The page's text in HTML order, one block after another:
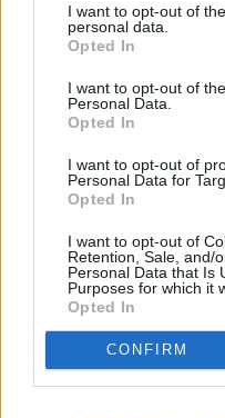
I want to opt-out of
personal data.
Opted In
I want to opt-out of
Personal Data.
Opted In
I want to opt-out of
Personal Data for
Opted In
I want to opt-out of
Retention, Sale, and/
Personal Data that Is
Purposes for which it
Opted In
CONFIRM
Η